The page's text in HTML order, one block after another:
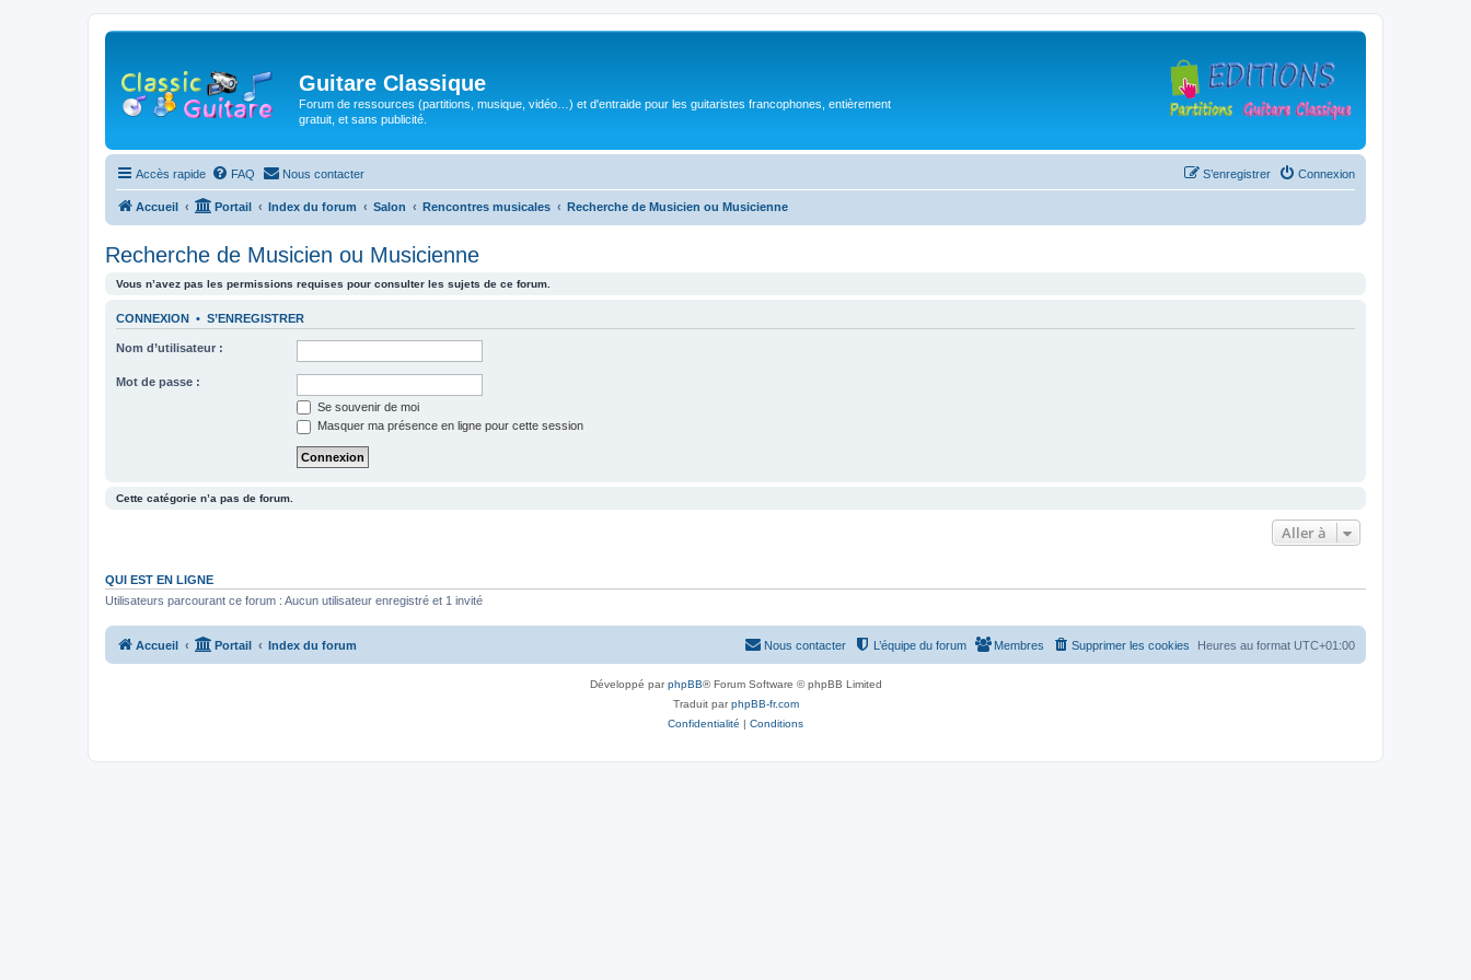
Guitare Classique
Forum de ressources (partitions, musique, vidéo…) et d'entraide pour les guitaristes francophones, entièrement
gratuit, et sans publicité.
Accès rapide FAQ Nous contacter Connexion
S’enregistrer
Accueil Portail Index du forum Salon Rencontres musicales Recherche de Musicien ou Musicienne
Recherche de Musicien ou Musicienne
Vous n’avez pas les permissions requises pour consulter les sujets de ce forum.
CONNEXION • S’ENREGISTRER
Nom d’utilisateur :
Mot de passe :
Se souvenir de moi
Masquer ma présence en ligne pour cette session
Cette catégorie n’a pas de forum.
Aller à
QUI EST EN LIGNE
Utilisateurs parcourant ce forum : Aucun utilisateur enregistré et 1 invité
Accueil Portail Index du forum Heures au format UTC+01:00
Supprimer les cookies
Membres
L’équipe du forum
Nous contacter
Développé parphpBB® Forum Software © phpBB Limited
Traduit parphpBB-fr.com
Confidentialité | Conditions